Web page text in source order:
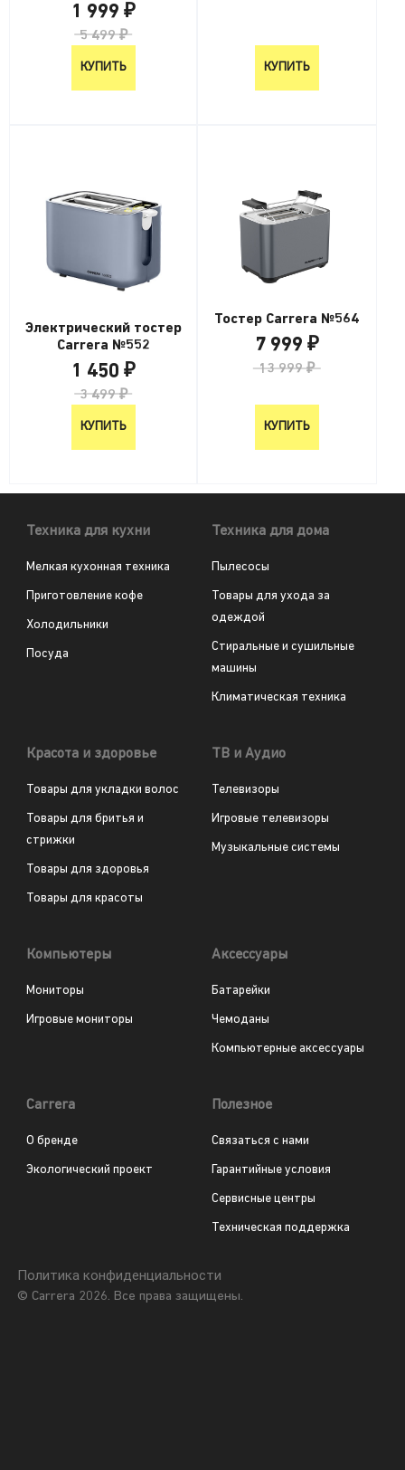
1 999 ₽
5 499 ₽
КУПИТЬ КУПИТЬ
Электрический тостер
Carrera №552
1 450 ₽
3 499 ₽
КУПИТЬ
Тостер Carrera №564
7 999 ₽
13 999 ₽
КУПИТЬ
Техника для кухни
Мелкая кухонная техника
Приготовление кофе
Холодильники
Посуда
Техника для дома
Пылесосы
Товары для ухода за
одеждой
Стиральные и сушильные
машины
Климатическая техника
Красота и здоровье
Товары для укладки волос
Товары для бритья и
стрижки
Товары для здоровья
Товары для красоты
ТВ и Аудио
Телевизоры
Игровые телевизоры
Музыкальные системы
Компьютеры
Мониторы
Игровые мониторы
Аксессуары
Батарейки
Чемоданы
Компьютерные аксессуары
Carrera
О бренде
Экологический проект
Полезное
Связаться с нами
Гарантийные условия
Сервисные центры
Техническая поддержка
© Carrera 2026. Все права защищены.
Политика конфиденциальности